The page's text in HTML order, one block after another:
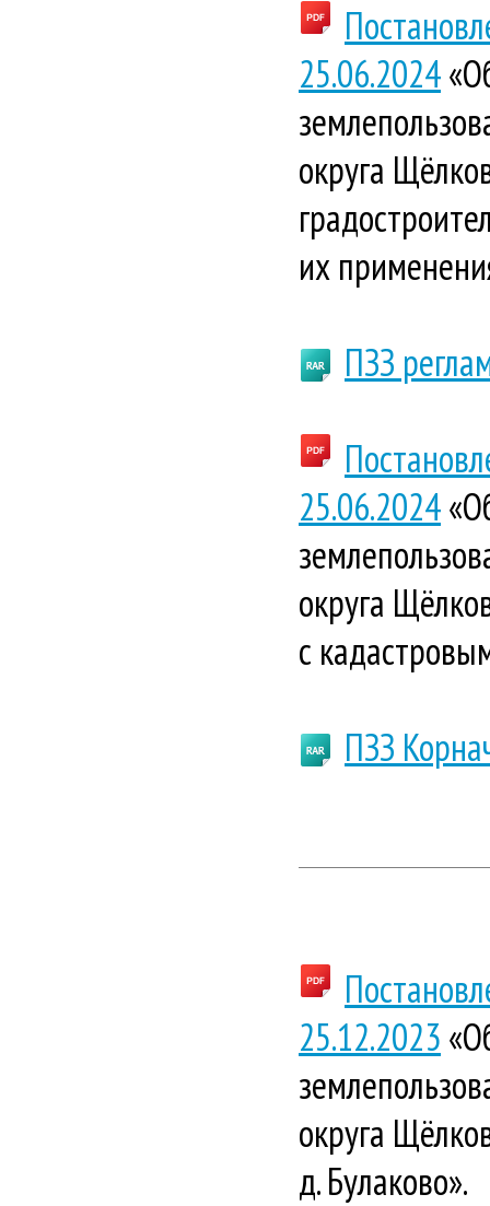
25.06.2024
округа
их
ПЗЗ
25.06.2024
округа
с
ПЗЗ
25.12.2023
округа
д. Булаково».